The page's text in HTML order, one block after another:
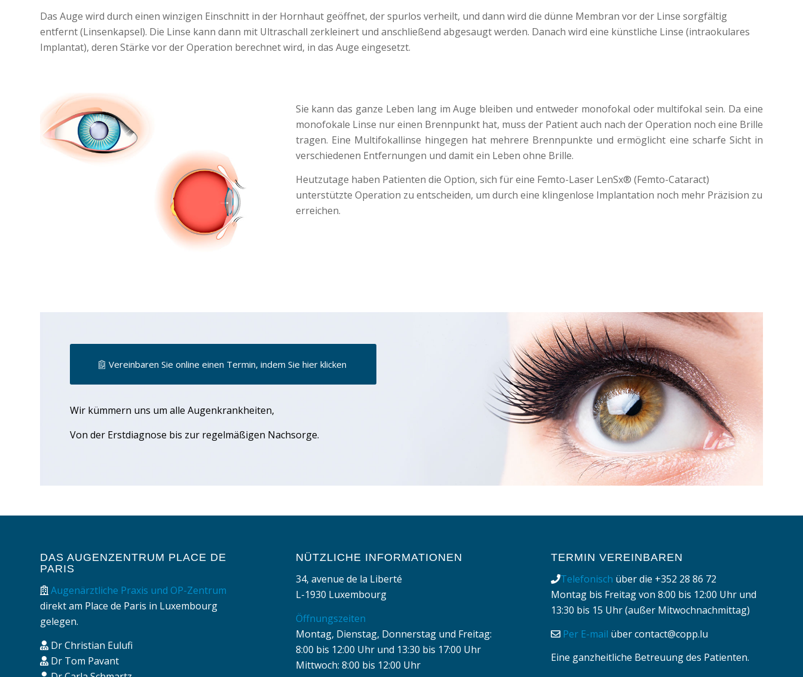
Das Auge wird durch einen winzigen Einschnitt in der Hornhaut geöffnet, der spurlos verheilt, und dann wird die dünne Membran vor der Linse sorgfältig
entfernt (Linsenkapsel). Die Linse kann dann mit Ultraschall zerkleinert und anschließend abgesaugt werden. Danach wird eine künstliche Linse (intraokulares
Implantat), deren Stärke vor der Operation berechnet wird, in das Auge eingesetzt.
Sie kann das ganze Leben lang im Auge bleiben und entweder monofokal oder multifokal sein. Da eine
monofokale Linse nur einen Brennpunkt hat, muss der Patient auch nach der Operation noch eine Brille
tragen. Eine Multifokallinse hingegen hat mehrere Brennpunkte und ermöglicht eine scharfe Sicht in
verschiedenen Entfernungen und damit ein Leben ohne Brille.
Heutzutage haben Patienten die Option, sich für eine Femto-Laser LenSx® (Femto-Cataract)
unterstützte Operation zu entscheiden, um durch eine klingenlose Implantation noch mehr Präzision zu
erreichen.
Vereinbaren Sie online einen Termin, indem Sie hier klicken
Wir kümmern uns um alle Augenkrankheiten,
Von der Erstdiagnose bis zur regelmäßigen Nachsorge.
DAS AUGENZENTRUM PLACE DE
PARIS
Augenärztliche Praxis und OP-Zentrum
direkt am Place de Paris in Luxembourg
gelegen.
Dr Christian Eulufi
Dr Tom Pavant
NÜTZLICHE INFORMATIONEN
34, avenue de la Liberté
L-1930 Luxembourg
Öffnungszeiten
Montag, Dienstag, Donnerstag und Freitag:
8:00 bis 12:00 Uhr und 13:30 bis 17:00 Uhr
Mittwoch: 8:00 bis 12:00 Uhr
TERMIN VEREINBAREN
Telefonisch über die +352 28 86 72
Montag bis Freitag von 8:00 bis 12:00 Uhr und
13:30 bis 15 Uhr (außer Mitwochnachmittag)
Per E-mail übercontact@copp.lu
Eine ganzheitliche Betreuung des Patienten.